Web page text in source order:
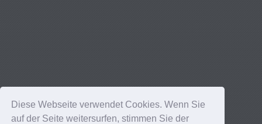
Diese Webseite verwendet Cookies. Wenn Sie
auf der Seite weitersurfen, stimmen Sie der